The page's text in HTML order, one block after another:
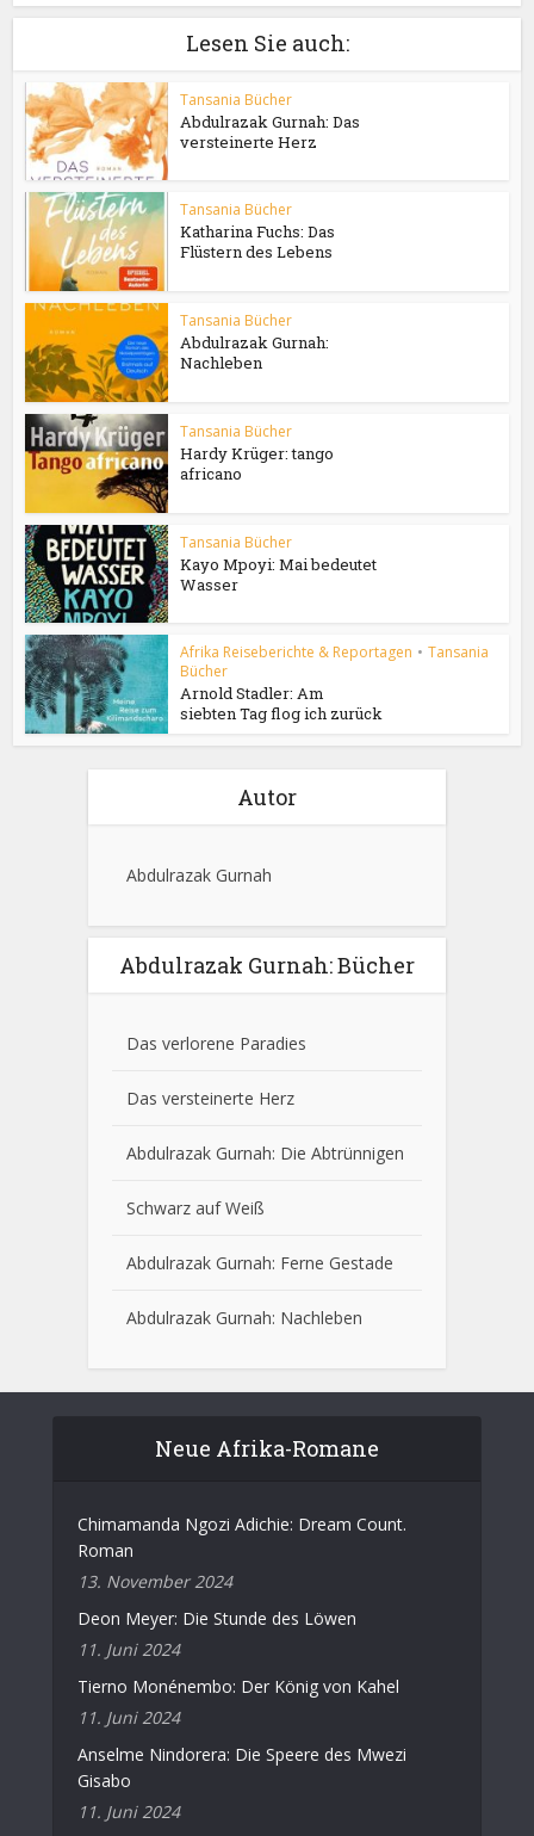
Lesen Sie auch:
Tansania Bücher
Abdulrazak Gurnah: Das
versteinerte Herz
Tansania Bücher
Katharina Fuchs: Das
Flüstern des Lebens
Tansania Bücher
Abdulrazak Gurnah:
Nachleben
Tansania Bücher
Hardy Krüger: tango
africano
Tansania Bücher
Kayo Mpoyi: Mai bedeutet
Wasser
Afrika Reiseberichte & Reportagen • Tansania
Bücher
Arnold Stadler: Am
siebten Tag flog ich zurück
Autor
Abdulrazak Gurnah
Abdulrazak Gurnah: Bücher
Das verlorene Paradies
Das versteinerte Herz
Abdulrazak Gurnah: Die Abtrünnigen
Schwarz auf Weiß
Abdulrazak Gurnah: Ferne Gestade
Abdulrazak Gurnah: Nachleben
Neue Afrika-Romane
Chimamanda Ngozi Adichie: Dream Count.
Roman
13. November 2024
Deon Meyer: Die Stunde des Löwen
11. Juni 2024
Tierno Monénembo: Der König von Kahel
11. Juni 2024
Anselme Nindorera: Die Speere des Mwezi
Gisabo
11. Juni 2024